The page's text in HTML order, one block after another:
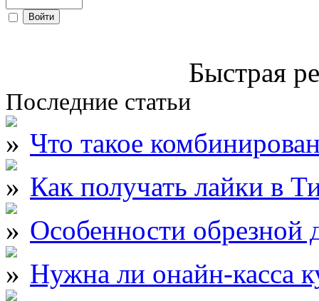
Быстрая
Последние статьи
Что такое
Как получать лайки в
Особенности обрезной
Нужна ли онайн-касса